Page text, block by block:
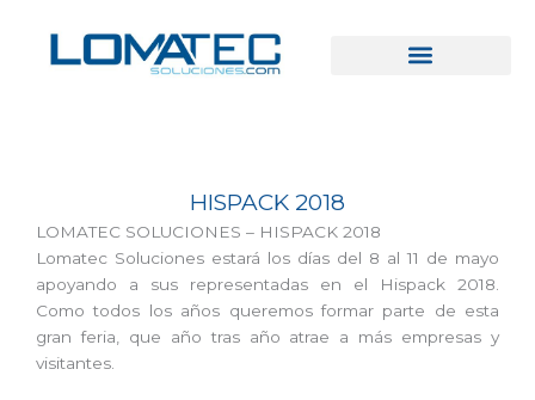
contenido
HISPACK 2018
LOMATEC SOLUCIONES – HISPACK 2018
Lomatec Soluciones estará los días del 8 al 11 de mayo
apoyando a sus representadas en el Hispack 2018.
Como todos los años queremos formar parte de esta
gran feria, que año tras año atrae a más empresas y
visitantes.